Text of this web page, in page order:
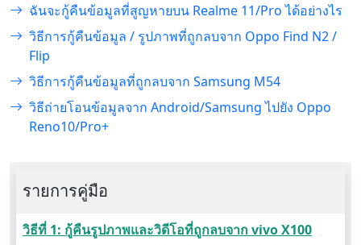
รายการคู่มือ
วิธีที่ 1: กู้คืนรูปภาพและวิดีโอที่ถูกลบจาก vivo X100
ฉันจะกู้คืนข้อมูลที่สูญหายบน Realme 11/Pro ได้อย่างไร
วิธีการกู้คืนข้อมูล / รูปภาพที่ถูกลบจาก Oppo Find N2 /
Flip
วิธีการกู้คืนข้อมูลที่ถูกลบจาก Samsung M54
วิธีถ่ายโอนข้อมูลจาก Android/Samsung ไปยัง Oppo
Reno10/Pro+